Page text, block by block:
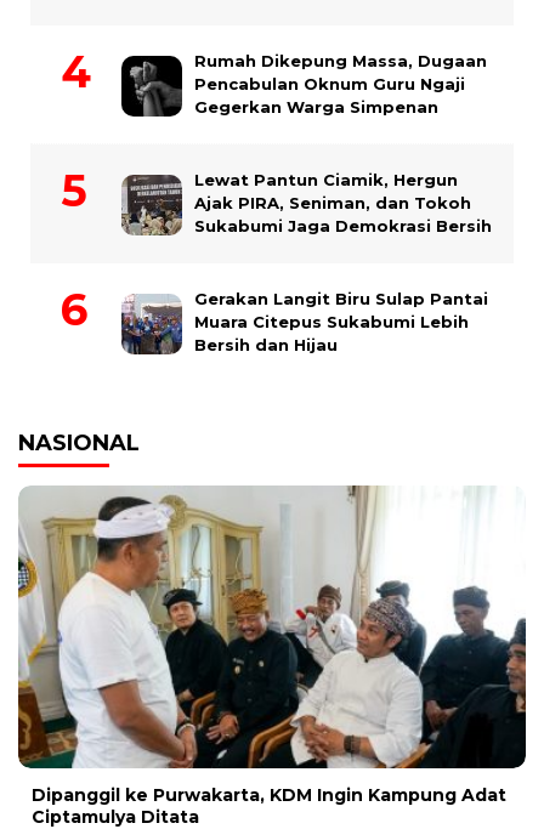
Rumah Dikepung Massa, Dugaan
Pencabulan Oknum Guru Ngaji
Gegerkan Warga Simpenan
Lewat Pantun Ciamik, Hergun
Ajak PIRA, Seniman, dan Tokoh
Sukabumi Jaga Demokrasi Bersih
Gerakan Langit Biru Sulap Pantai
Muara Citepus Sukabumi Lebih
Bersih dan Hijau
NASIONAL
Dipanggil ke Purwakarta, KDM Ingin Kampung Adat
Ciptamulya Ditata